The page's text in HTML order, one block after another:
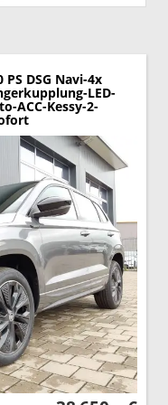
DSG Navi-4x
LED-
ACC-Kessy-2-